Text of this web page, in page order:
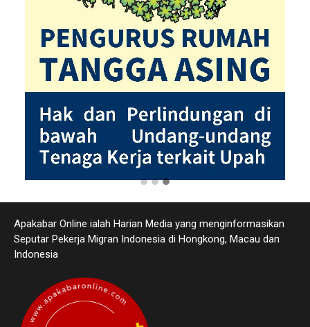
Apakabar Online ialah Harian Media yang menginformasikan
Seputar Pekerja Migran Indonesia di Hongkong, Macau dan
Indonesia